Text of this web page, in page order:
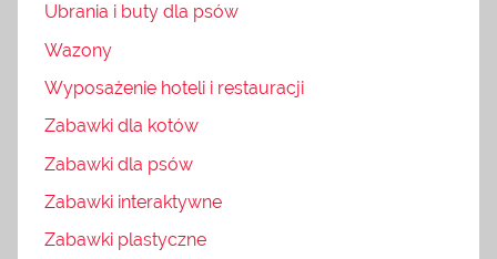
Ubrania i buty dla psów
Wazony
Wyposażenie hoteli i restauracji
Zabawki dla kotów
Zabawki dla psów
Zabawki interaktywne
Zabawki plastyczne